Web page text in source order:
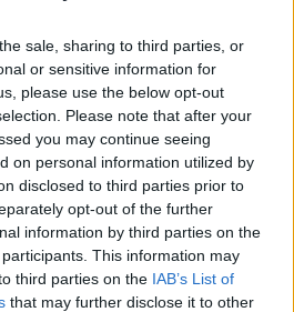
sale, sharing to third parties, or
or sensitive information for
please use the below opt-out
Please note that after your
you may continue seeing
on personal information utilized by
disclosed to third parties prior to
opt-out of the further
information by third parties on the
participants. This information may
third parties on the IAB’s List of
that may further disclose it to other
το ζεύγος Κούστα στο
15:55
αναστάτωση στον
στις Γούβες
15:46
τα μυστικά που ίσως να
οι ειδήσεις